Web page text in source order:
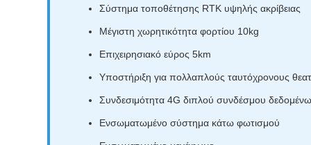
Σύστημα τοποθέτησης RTK υψηλής ακρίβειας
Μέγιστη χωρητικότητα φορτίου 10kg
Επιχειρησιακό εύρος 5km
Υποστήριξη για πολλαπλούς ταυτόχρονους
Συνδεσιμότητα 4G διπλού συνδέσμου
Ενσωματωμένο σύστημα κάτω φωτισμού